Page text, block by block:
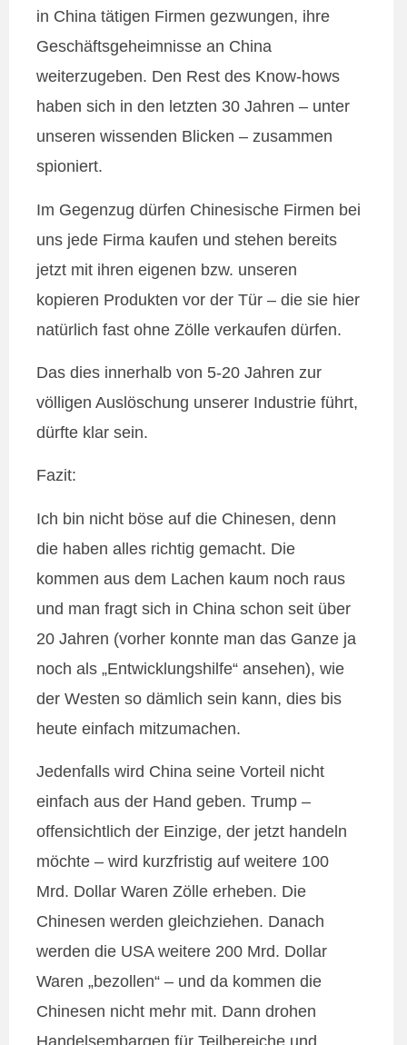
in China tätigen Firmen gezwungen, ihre
Geschäftsgeheimnisse an China
weiterzugeben. Den Rest des Know-hows
haben sich in den letzten 30 Jahren – unter
unseren wissenden Blicken – zusammen
spioniert.
Im Gegenzug dürfen Chinesische Firmen bei
uns jede Firma kaufen und stehen bereits
jetzt mit ihren eigenen bzw. unseren
kopieren Produkten vor der Tür – die sie hier
natürlich fast ohne Zölle verkaufen dürfen.
Das dies innerhalb von 5-20 Jahren zur
völligen Auslöschung unserer Industrie führt,
dürfte klar sein.
Fazit:
Ich bin nicht böse auf die Chinesen, denn
die haben alles richtig gemacht. Die
kommen aus dem Lachen kaum noch raus
und man fragt sich in China schon seit über
20 Jahren (vorher konnte man das Ganze ja
noch als „Entwicklungshilfe“ ansehen), wie
der Westen so dämlich sein kann, dies bis
heute einfach mitzumachen.
Jedenfalls wird China seine Vorteil nicht
einfach aus der Hand geben. Trump –
offensichtlich der Einzige, der jetzt handeln
möchte – wird kurzfristig auf weitere 100
Mrd. Dollar Waren Zölle erheben. Die
Chinesen werden gleichziehen. Danach
werden die USA weitere 200 Mrd. Dollar
Waren „bezollen“ – und da kommen die
Chinesen nicht mehr mit. Dann drohen